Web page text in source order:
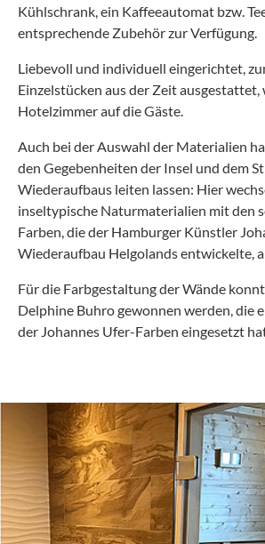
Kühlschrank, ein Kaffeeautomat bzw.
entsprechende Zubehör zur Verfügung.
Liebevoll und individuell eingerichtet,
Einzelstücken aus der Zeit ausgestattet,
Hotelzimmer auf die Gäste.
Auch bei der Auswahl der Materialien
den Gegebenheiten der Insel und dem
Wiederaufbaus leiten lassen: Hier
inseltypische Naturmaterialien mit den
Farben, die der Hamburger Künstler
Wiederaufbau Helgolands entwickelte,
Für die Farbgestaltung der Wände
Delphine Buhro gewonnen werden, die
der Johannes Ufer-Farben eingesetzt